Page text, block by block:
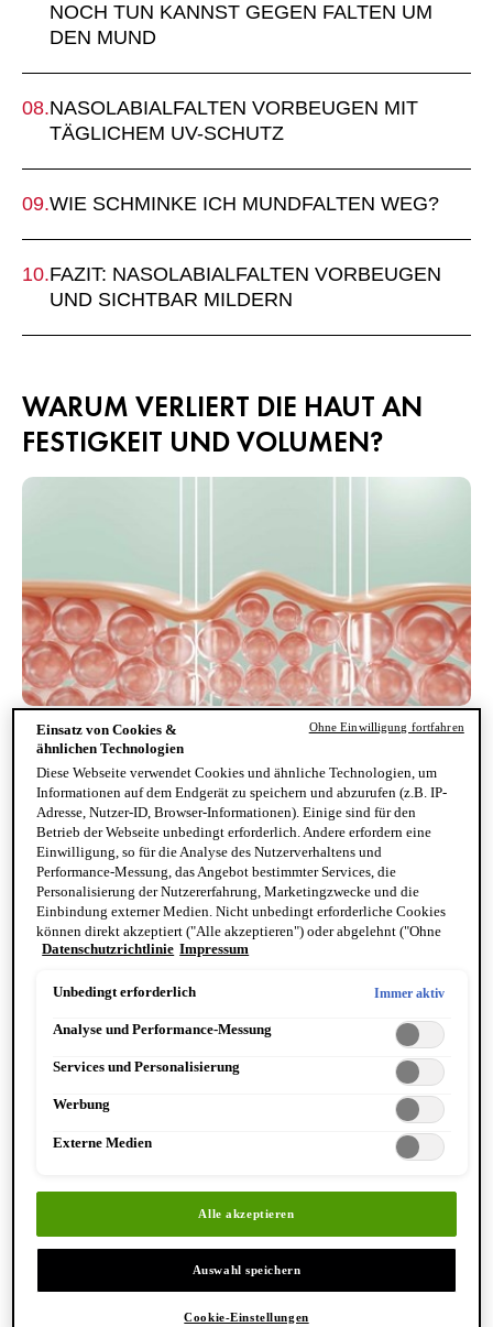
NOCH TUN KANNST GEGEN FALTEN UM
DEN MUND
NASOLABIALFALTEN VORBEUGEN MIT
TÄGLICHEM UV-SCHUTZ
WIE SCHMINKE ICH MUNDFALTEN WEG?
FAZIT: NASOLABIALFALTEN VORBEUGEN
UND SICHTBAR MILDERN
WARUM VERLIERT DIE HAUT AN
FESTIGKEIT UND VOLUMEN?
Doch was ist der Grund dafür, dass die einst pralle Haut im
Gesicht und am Körper anfängt ihr straffes Erscheinungsbild
einzubüßen? Um diese Frage zu beantworten, muss erst einmal
die Hautstruktur betrachtet werden.
Wie ist die Haut aufgebaut?
Die Haut besteht aus drei Schichten. Jede dieser Schichten hat
eine andere Aufgabe und Funktion:
Die Epidermis (Oberfläche) der Haut besteht zum größten Teil
aus verhornten und abgestorbenen Hautzellen. Die Epidermis
schützt die Haut vor Dehydrierung, Entzündungen, und UV-
Die Dermis
Dann folgt als die Dermis (Lederhaut). Sie besteht zu einem
der Haut ausmachen. Hier sitzen auch die Talg- und
Schweißdrüsen, die Haarfollikel, Gefäße, Nerven und
Muskelzellen. Die Dermis sorgt dafür, dass die Epidermis mit
Nährstoffen versorgt ist und an Ort und Stelle bleibt.
Einsatz von Cookies &
ähnlichen Technologien
Diese Webseite verwendet Cookies und ähnliche Technologien, um
Informationen auf dem Endgerät zu speichern und abzurufen (z.B. IP-
Adresse, Nutzer-ID, Browser-Informationen). Einige sind für den
Betrieb der Webseite unbedingt erforderlich. Andere erfordern eine
Einwilligung, so für die Analyse des Nutzerverhaltens und
Performance-Messung, das Angebot bestimmter Services, die
Personalisierung der Nutzererfahrung, Marketingzwecke und die
Einbindung externer Medien. Nicht unbedingt erforderliche Cookies
können direkt akzeptiert ("Alle akzeptieren") oder abgelehnt ("Ohne
Einwilligung fortfahren") werden. Individuelle Anpassungen der
speichern"). Die Auswahl kann jederzeit unter dem Link "Cookie-
Datenschutzinformationen.
Datenschutzrichtlinie Impressum
Unbedingt erforderlich Immer aktiv
Analyse und Performance-Messung
Services und Personalisierung
Werbung
Externe Medien
Alle akzeptieren
Auswahl speichern
Cookie-Einstellungen
Ohne Einwilligung fortfahren